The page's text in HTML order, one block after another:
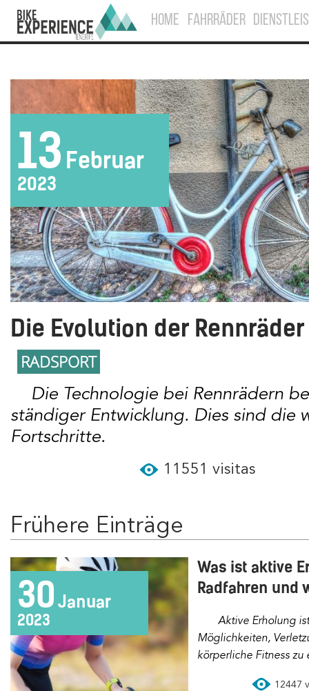
HOME FAHRRÄDER
13 Februar
2023
Die Evolution der Rennräder
RADSPORT
Die Technologie bei Rennrädern befindet sich in
ständiger Entwicklung. Dies sind die
Fortschritte.
11551 visitas
Frühere Einträge
30 Januar
2023
Was ist aktive
Radfahren und
Aktive Erholung ist eine der besten
Möglichkeiten,
körperliche Fitness zu
12447